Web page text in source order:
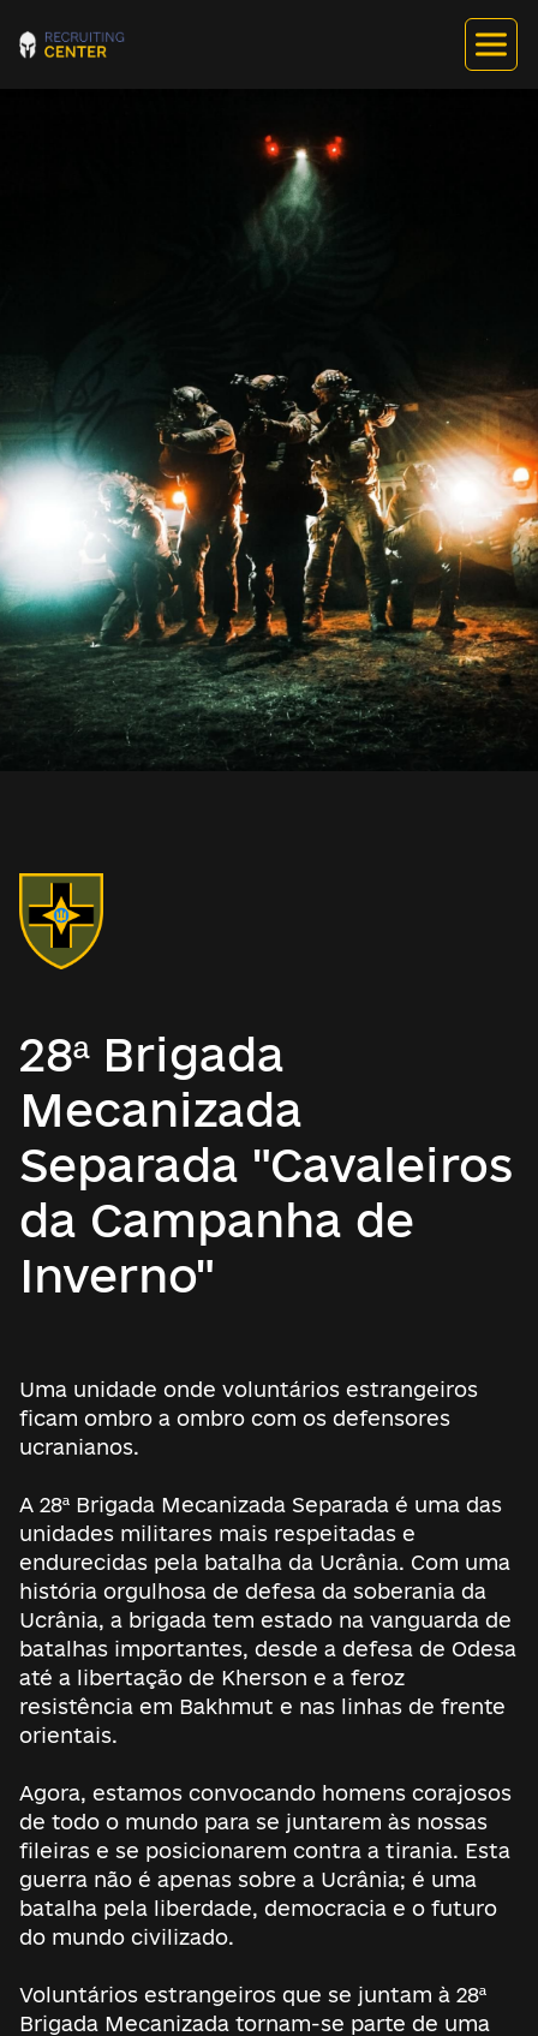
28ª Brigada
Mecanizada
Separada "Cavaleiros
da Campanha de
Inverno"
Uma unidade onde voluntários estrangeiros
ficam ombro a ombro com os defensores
ucranianos.
A 28ª Brigada Mecanizada Separada é uma das
unidades militares mais respeitadas e
endurecidas pela batalha da Ucrânia. Com uma
história orgulhosa de defesa da soberania da
Ucrânia, a brigada tem estado na vanguarda de
batalhas importantes, desde a defesa de Odesa
até a libertação de Kherson e a feroz
resistência em Bakhmut e nas linhas de frente
orientais.
Agora, estamos convocando homens corajosos
de todo o mundo para se juntarem às nossas
fileiras e se posicionarem contra a tirania. Esta
guerra não é apenas sobre a Ucrânia; é uma
batalha pela liberdade, democracia e o futuro
do mundo civilizado.
Voluntários estrangeiros que se juntam à 28ª
Brigada Mecanizada tornam-se parte de uma